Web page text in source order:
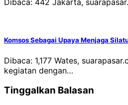
Dibaca: 442 Jakarta,
Komsos Sebagai Upaya Menjaga
Dibaca: 1,177 Wates,
kegiatan dengan…
Tinggalkan Balasan